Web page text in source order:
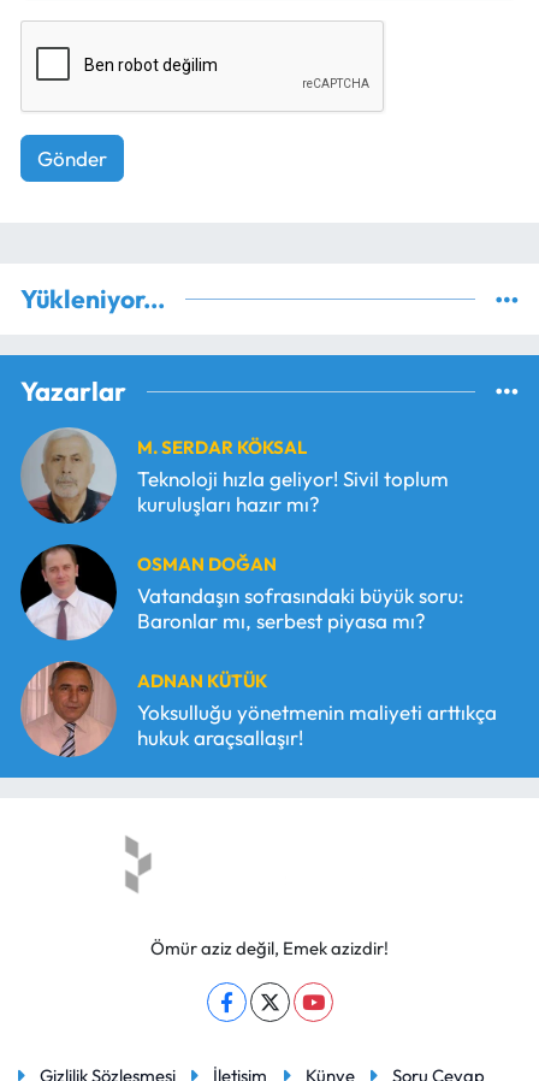
Gönder
Yükleniyor...
Yazarlar
M. SERDAR KÖKSAL
Teknoloji hızla geliyor! Sivil toplum
kuruluşları hazır mı?
OSMAN DOĞAN
Vatandaşın sofrasındaki büyük soru:
Baronlar mı, serbest piyasa mı?
ADNAN KÜTÜK
Yoksulluğu yönetmenin maliyeti arttıkça
hukuk araçsallaşır!
Ömür aziz değil, Emek azizdir!
Gizlilik Sözleşmesi İletişim Künye Soru Cevap